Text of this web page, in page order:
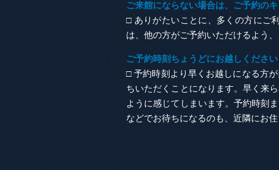
ご来館にならない場合は、ご予約の
□ ありがたいことに、多くの方にご
は、他の方がご予約いただけるよう
ご予約時刻ちょうどにお越しください
□ 予約時刻より早くお越しになる方
ちいただくことになります。早く来
ように感じてしまいます。予約時刻
などでお待ちになるのも、近隣にお